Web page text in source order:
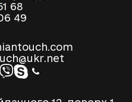
68
49